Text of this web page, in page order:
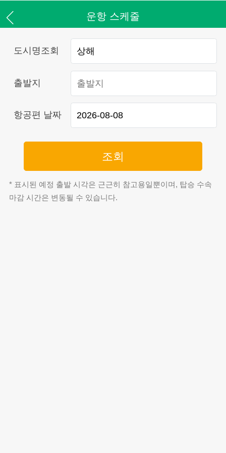
운항 스케줄
도시명조회
출발지
항공편 날짜
조회
* 표시된 예정 출발 시각은 근근히 참고용일뿐이며, 탑승 수속
마감 시간은 변동될 수 있습니다.